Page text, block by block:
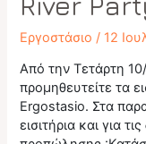
Εργοστάσιο / 12
Από την Τετάρτη
προμηθευτείτε τα
Ergostasio. Στα
εισιτήρια και για